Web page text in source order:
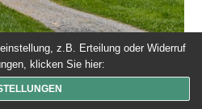
z.B. Erteilung oder Widerruf
klicken Sie hier: